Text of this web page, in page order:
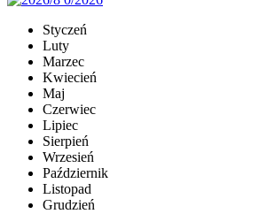
Styczeń
Luty
Marzec
Kwiecień
Maj
Czerwiec
Lipiec
Sierpień
Wrzesień
Październik
Listopad
Grudzień